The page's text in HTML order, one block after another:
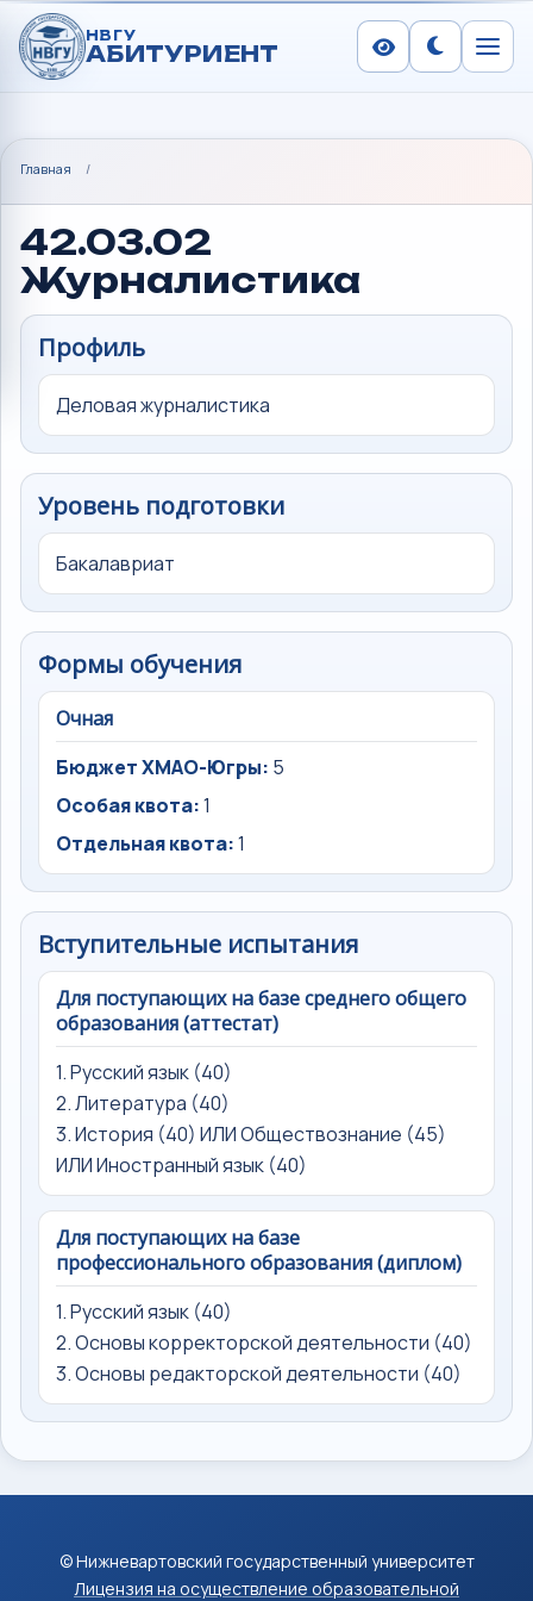
НВГУ
АБИТУРИЕНТ СменитьМеню
Главная /
42.03.02
Журналистика
Профиль
Деловая журналистика
Уровень подготовки
Бакалавриат
Формы обучения
Очная
Бюджет ХМАО-Югры: 5
Особая квота:1
Отдельная квота:1
Вступительные испытания
Для поступающих на базе среднего общего
образования (аттестат)
1. Русский язык (40)
2. Литература (40)
3. История (40) ИЛИ Обществознание (45)
ИЛИ Иностранный язык (40)
Для поступающих на базе
профессионального образования (диплом)
1. Русский язык (40)
2. Основы корректорской деятельности (40)
3. Основы редакторской деятельности (40)
© Нижневартовский государственный университет
Лицензия на осуществление образовательной